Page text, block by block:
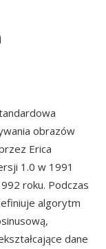
obrazów
Erica
1.0 w 1991
roku. Podczas
algorytm
dane